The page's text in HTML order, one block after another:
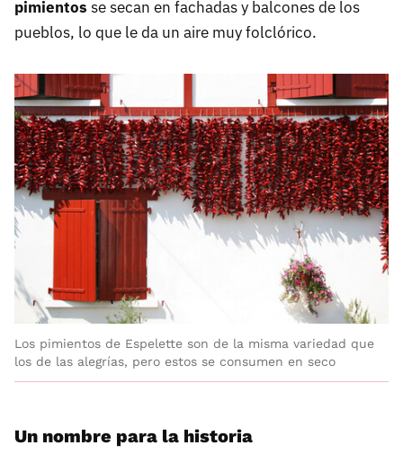
pimientos se secan en fachadas y balcones de los
pueblos, lo que le da un aire muy folclórico.
Los pimientos de Espelette son de la misma variedad que
los de las alegrías, pero estos se consumen en seco
Un nombre para la historia